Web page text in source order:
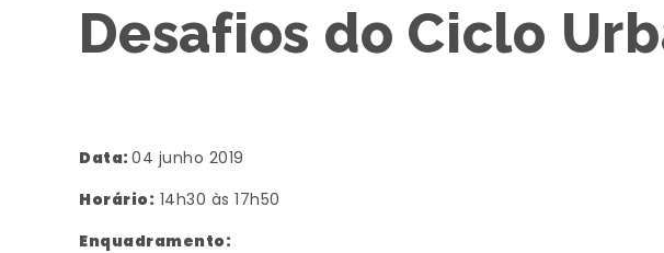
Desafios do Ciclo
Data: 04 junho 2019
Horário: 14h30 às 17h50
Enquadramento: